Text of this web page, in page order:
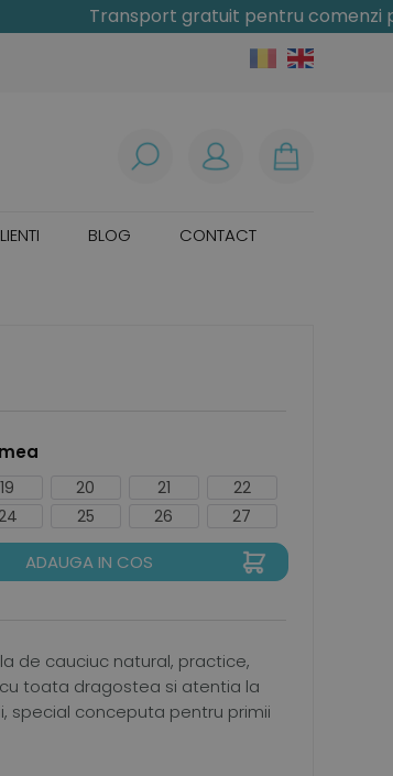
Transport gratuit pentru comenzi
BLOG CONTACT
19 20 21
22
24 25 26 27
ADAUGA IN COS
de cauciuc natural, practice,
toata dragostea si atentia la
special conceputa pentru primii